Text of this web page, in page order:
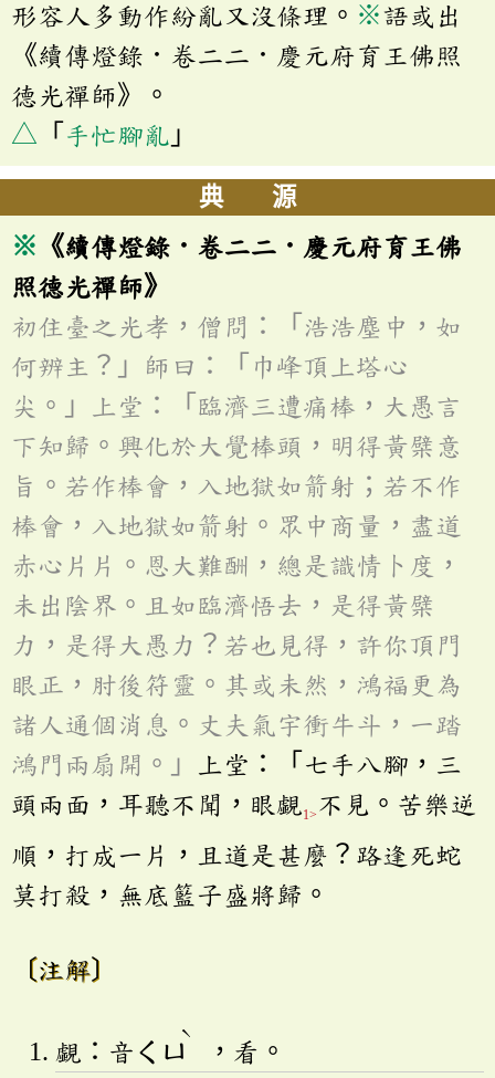
形容人多動作紛亂又沒條理。 ※語或出
《續傳燈錄．卷二二．慶元府育王佛照
德光禪師》。
△ 「 手忙腳亂 」
典 源
※ 《續傳燈錄．卷二二．慶元府育王佛
照德光禪師》
初住臺之光孝，僧問：「浩浩塵中，如
何辨主？」師曰：「巾峰頂上塔心
尖。」上堂：「臨濟三遭痛棒，大愚言
下知歸。興化於大覺棒頭，明得黃檗意
旨。若作棒會，入地獄如箭射；若不作
棒會，入地獄如箭射。眾中商量，盡道
赤心片片。恩大難酬，總是識情卜度，
未出陰界。且如臨濟悟去，是得黃檗
力，是得大愚力？若也見得，許你頂門
眼正，肘後符靈。其或未然，鴻福更為
諸人通個消息。丈夫氣宇衝牛斗，一踏
鴻門兩扇開。」
上堂：「七手八腳，三
頭兩面，耳聽不聞，眼覷1> 不見。苦樂逆
順，打成一片，且道是甚麼？路逢死蛇
莫打殺，無底籃子盛將歸。
〔注解〕
覷：音 ㄑㄩ
ˋ
，看。